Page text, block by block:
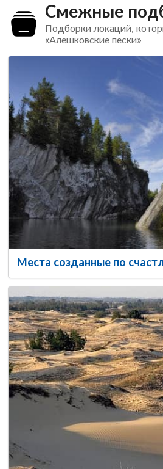
Смежные
Подборки локаций,
«Алешковские пески»
Места созданные по